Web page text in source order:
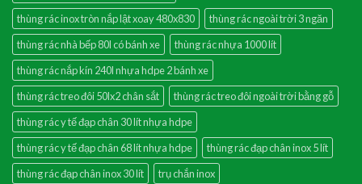
thùng rác inox tròn nắp lật xoay 480x830
thùng rác ngoài trời 3 ngăn
thùng rác nhà bếp 80l có bánh xe
thùng rác nhựa 1000 lít
thùng rác nắp kín 240l nhựa hdpe 2 bánh xe
thùng rác treo đôi 50lx2 chân sắt
thùng rác treo đôi ngoài trời bằng gỗ
thùng rác y tế đạp chân 30 lít nhựa hdpe
thùng rác y tế đạp chân 68 lít nhựa hdpe
thùng rác đạp chân inox 5 lít
thùng rác đạp chân inox 30 lít
trụ chắn inox